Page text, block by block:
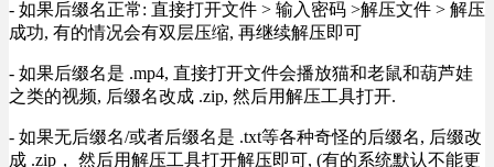
- 如果后缀名正常: 直接打开文件 > 输入密码 >解压文件 > 解压
成功, 有的情况会有双层压缩, 再继续解压即可
- 如果后缀名是 .mp4, 直接打开文件会播放猫和老鼠和葫芦娃
之类的视频, 后缀名改成 .zip, 然后用解压工具打开.
- 如果无后缀名/或者后缀名是 .txt等各种奇怪的后缀名, 后缀改
成 .zip， 然后用解压工具打开解压即可, (有的系统默认不能更